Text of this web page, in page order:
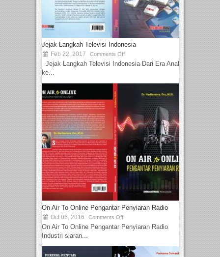
Jejak Langkah Televisi Indonesia
Feb 22, 2017 Comments Off
Jejak Langkah Televisi Indonesia Dari Era Analog
ke...
On Air To Online Pengantar Penyiaran Radio
Oct 06, 2016 Comments Off
On Air To Online Pengantar Penyiaran Radio
Industri siaran...